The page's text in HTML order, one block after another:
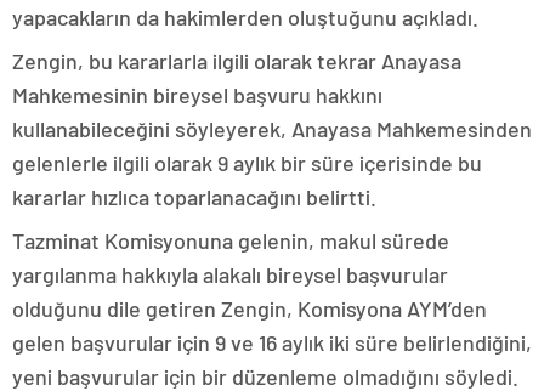
yapacakların da hakimlerden oluştuğunu açıkladı.
Zengin, bu kararlarla ilgili olarak tekrar Anayasa
Mahkemesinin bireysel başvuru hakkını
kullanabileceğini söyleyerek, Anayasa Mahkemesinden
gelenlerle ilgili olarak 9 aylık bir süre içerisinde bu
kararlar hızlıca toparlanacağını belirtti.
Tazminat Komisyonuna gelenin, makul sürede
yargılanma hakkıyla alakalı bireysel başvurular
olduğunu dile getiren Zengin, Komisyona AYM’den
gelen başvurular için 9 ve 16 aylık iki süre belirlendiğini,
yeni başvurular için bir düzenleme olmadığını söyledi.